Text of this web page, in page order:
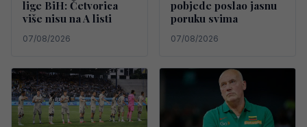
lige BiH: Četvorica
više nisu na A listi
07/08/2026
pobjede poslao jasnu
poruku svima
07/08/2026